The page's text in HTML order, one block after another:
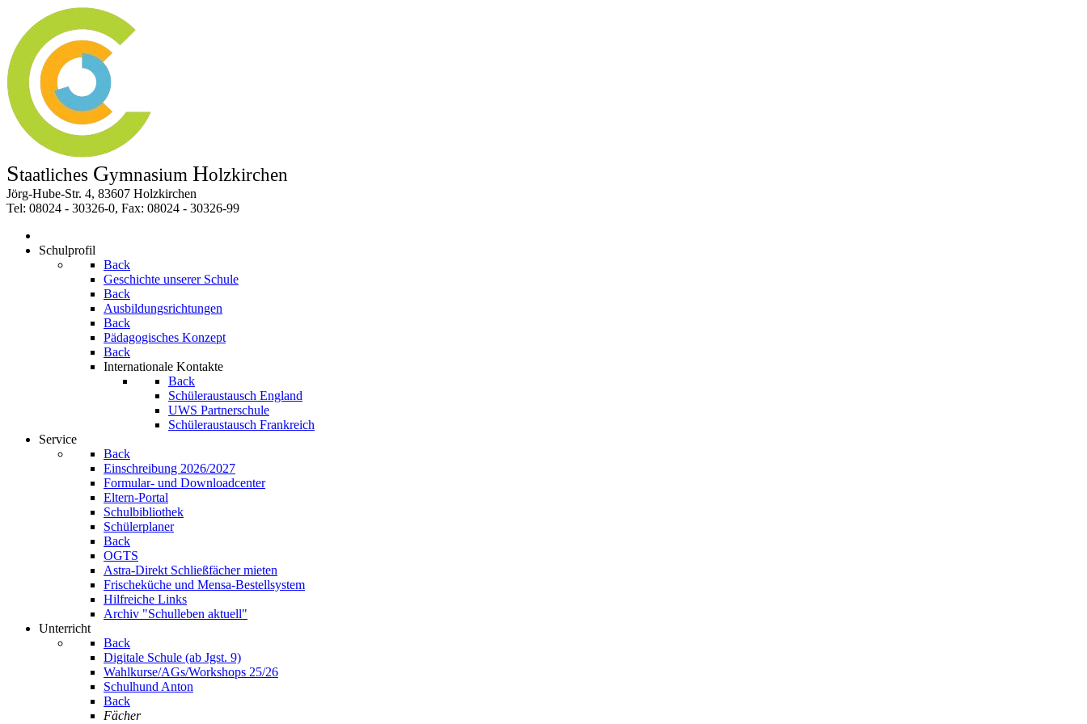
Staatliches Gymnasium Holzkirchen
Jörg-Hube-Str. 4, 83607 Holzkirchen
Tel: 08024 - 30326-0, Fax: 08024 - 30326-99
Schulprofil
Back
Geschichte unserer Schule
Back
Ausbildungsrichtungen
Back
Pädagogisches Konzept
Back
Internationale Kontakte
Back
Schüleraustausch England
UWS Partnerschule
Schüleraustausch Frankreich
Service
Back
Einschreibung 2026/2027
Formular- und Downloadcenter
Eltern-Portal
Schulbibliothek
Schülerplaner
Back
OGTS
Astra-Direkt Schließfächer mieten
Frischeküche und Mensa-Bestellsystem
Hilfreiche Links
Archiv "Schulleben aktuell"
Unterricht
Back
Digitale Schule (ab Jgst. 9)
Wahlkurse/AGs/Workshops 25/26
Schulhund Anton
Back
Fächer